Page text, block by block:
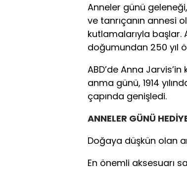
Anneler günü
ve tanrıçanın annesi
kutlamalarıyla başlar.
doğumundan 250 yıl
ABD’de Anna
anma günü, 1914
çapında genişledi.
ANNELER GÜNÜ
Doğaya düşkün olan
En önemli aksesuarı